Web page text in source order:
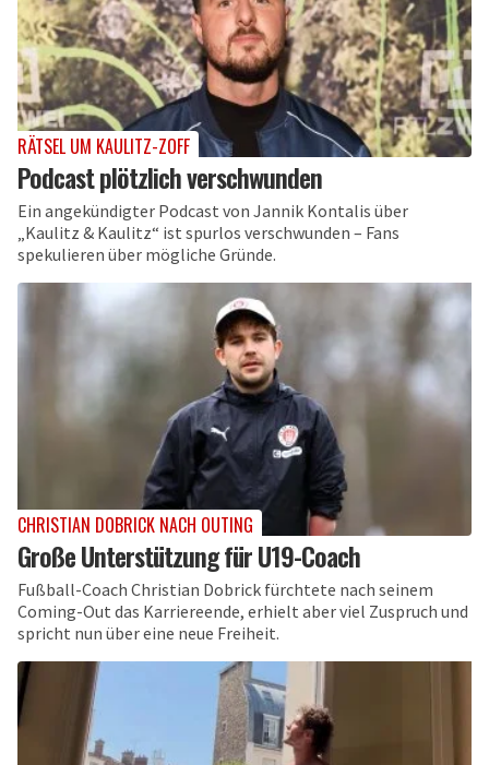
RÄTSEL UM KAULITZ-ZOFF
Podcast plötzlich verschwunden
Ein angekündigter Podcast von Jannik Kontalis über
„Kaulitz & Kaulitz“ ist spurlos verschwunden – Fans
spekulieren über mögliche Gründe.
CHRISTIAN DOBRICK NACH OUTING
Große Unterstützung für U19-Coach
Fußball-Coach Christian Dobrick fürchtete nach seinem
Coming-Out das Karriereende, erhielt aber viel Zuspruch und
spricht nun über eine neue Freiheit.